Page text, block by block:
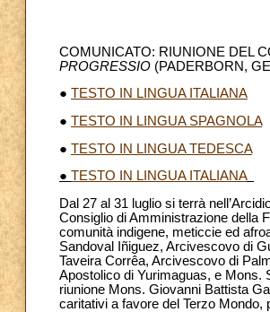
COMUNICATO: RIUNIONE DEL
PROGRESSIO (PADERBORN,
● TESTO IN LINGUA ITALIANA
● TESTO IN LINGUA SPAGNOLA
● TESTO IN LINGUA TEDESCA
● TESTO IN LINGUA ITALIANA
Dal 27 al 31 luglio si terrà
Consiglio di Amministrazione della
comunità indigene, meticcie ed
Sandoval Iñiguez, Arcivescovo di
Taveira Corrêa, Arcivescovo di
Apostolico di Yurimaguas, e Mons.
riunione Mons. Giovanni Battista
caritativi a favore del Terzo Mondo,